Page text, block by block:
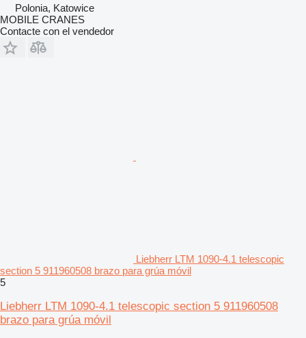
Polonia, Katowice
MOBILE CRANES
Contacte con el vendedor
Liebherr LTM 1090-4.1 telescopic
section 5 911960508 brazo para grúa móvil
5
Liebherr LTM 1090-4.1 telescopic section 5 911960508
brazo para grúa móvil